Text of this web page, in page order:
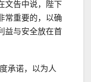
文告中说，陛下
常重要的，以确
益与安全放在首
承诺，以为人